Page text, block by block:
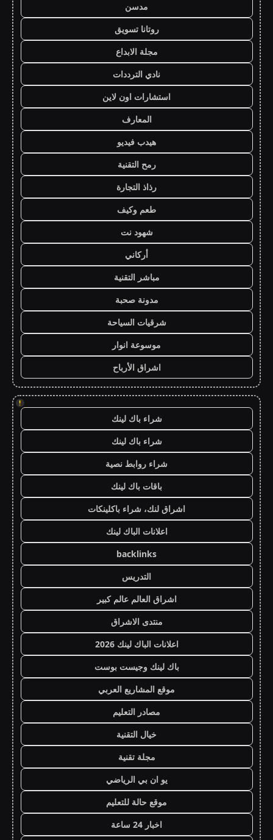
مدسن
روتانا تسويق
مجلة الابداع
نادي الترددات
استشارات اون لاين
المعارف
هيدب فيديو
رمح التقنية
رذاذ التجارة
طعم وكيف
شهود نت
أركاني
مباشر التقنية
مدونة صحبة
شرقيات السياحة
موسوعة انوار
اشراق الأرباح
!
شراء باك لينك
شراء باك لينك
شراء روابط نصية
باقات باك لينك
اشراق لنك، شراء باكلينكات
اعلانات الباك لينك
backlinks
التدريس
اشراق العالم عالم كبير
منتدى الاشراق
اعلانات الباك لينك 2026
باك لينك وجيست بوست
موقع المشاريع العربي
مصادر التعليم
خيال التقنية
مجلة تقنية
يو ان بي الرياضي
موقع حالة للتعليم
اخبار 24 ساعة